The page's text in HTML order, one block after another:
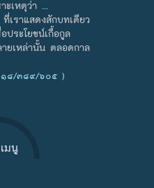
เหตุว่า ...
ที่เราแสดงสักบทเดียว
ประโยชน์เกื้อกูล
ยเหล่านั้น ตลอดกาล
๘/๓๘๙/๖๐๕ )
มนู